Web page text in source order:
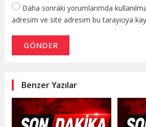
Daha sonraki yorumlarımda
adresim ve site adresim bu tarayıcıya
GÖNDER
Benzer Yazılar